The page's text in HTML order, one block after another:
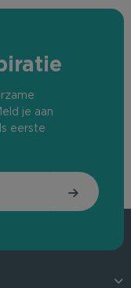
je aan
eerste